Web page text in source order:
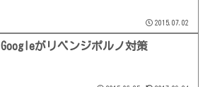
2015.07.02
Googleがリベンジポルノ対策